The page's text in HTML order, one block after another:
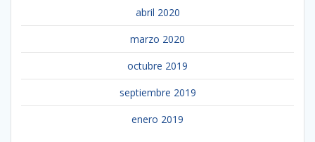
abril 2020
marzo 2020
octubre 2019
septiembre 2019
enero 2019